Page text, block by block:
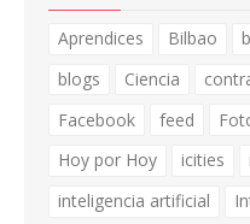
Aprendices Bilbao
blogs
Ciencia
Facebook
feed
Hoy por Hoy
icities
inteligencia artificial